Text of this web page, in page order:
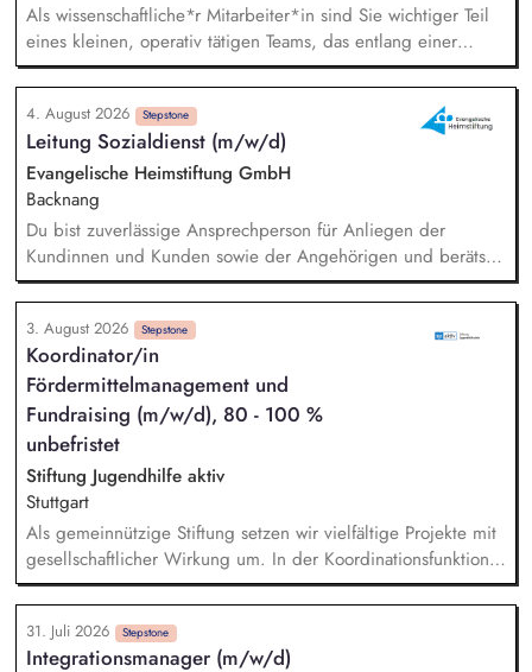
Als wissenschaftliche*r Mitarbeiter*in sind Sie wichtiger Teil
eines kleinen, operativ tätigen Teams, das entlang einer
klaren Programmatik langfristig soziale Innovation
implementiert. Sie unterstützen die Geschäftsführung bei der
Umsetzung der Stiftungsprogrammatik und entwickeln dabei
die Internationalisierungsstrategie der Stiftung weiter. Sie
übersetzen wissenschaftliche Erkenntnisse in
alltagsangebundene Handlungsansätze entlang unserer
Stiftungsprogrammatik.
4. August 2026 Stepstone
Leitung Sozialdienst (m/w/d)
Evangelische Heimstiftung GmbH
Backnang
Du bist zuverlässige Ansprechperson für Anliegen der
Kundinnen und Kunden sowie der Angehörigen und berätst
zu Angeboten und Unterstützungsmöglichkeiten in
verschiedenen Lebenssituationen. Du hilfst dabei, die
Belegungsziele zu erreichen und unterstützt neue Kundinnen
und Kunden bei der Integration in die Wohngruppe. Du
organisierst wohngruppenübergreifende Angebote und
Veranstaltungen, die die Lebensqualität und Teilhabe fördern.
Du arbeitest mit Dienstleistern und Partnern im Quartier
zusammen, um bei Bedarf Dienstleistungen zu organisieren
(Case Management) und die Vernetzung mit dem
Gemeinwesen zu fördern.
3. August 2026 Stepstone
Koordinator/in
Fördermittelmanagement und
Fundraising (m/w/d), 80 - 100 %
unbefristet
Stiftung Jugendhilfe aktiv
Stuttgart
Als gemeinnützige Stiftung setzen wir vielfältige Projekte mit
gesellschaftlicher Wirkung um. In der Koordinationsfunktion
stellst du die Beschaffung von Drittmitteln sicher, sorgst für
die zweckgerechte Verwendung und ermöglichst, dass
Spenden und Fördermittel wirkungsvoll eingesetzt werden. -
Marktsondierung bestehender und geeigneter neuer
31. Juli 2026 Stepstone
Integrationsmanager (m/w/d)